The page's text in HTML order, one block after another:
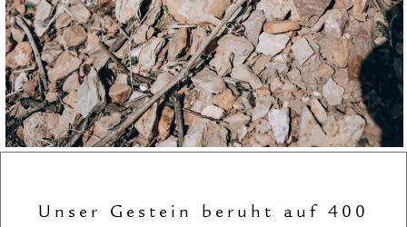
Unser Gestein beruht auf 400